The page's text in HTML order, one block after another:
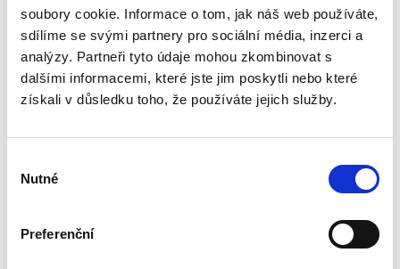
soubory cookie. Informace o tom, jak náš web používáte,
sdílíme se svými partnery pro sociální média, inzerci a
analýzy. Partneři tyto údaje mohou zkombinovat s
dalšími informacemi, které jste jim poskytli nebo které
získali v důsledku toho, že používáte jejich služby.
souhlasu
Nutné
Preferenční
einloggen.
Bewerten Sie das Produkt